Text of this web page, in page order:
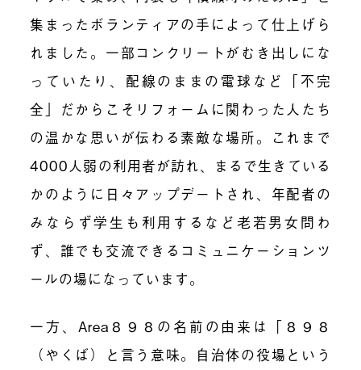
集まったボランティアの手によって仕上げら
れました。一部コンクリートがむき出しにな
っていたり、配線のままの電球など「不完
全」だからこそリフォームに関わった人たち
の温かな思いが伝わる素敵な場所。これまで
4000人弱の利用者が訪れ、まるで生きている
かのように日々アップデートされ、年配者の
みならず学生も利用するなど老若男女問わ
ず、誰でも交流できるコミュニケーションツ
ールの場になっています。
一方、Area８９８の名前の由来は「８９８
（やくば）と言う意味。自治体の役場という